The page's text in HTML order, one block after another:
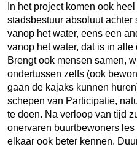
In het project komen ook
stadsbestuur absoluut achter
vanop het water, eens een
vanop het water, dat is in alle
Brengt ook mensen samen,
ondertussen zelfs (ook
gaan de kajaks kunnen
schepen van Participatie,
te doen. Na verloop van tijd
onervaren buurtbewoners
elkaar ook beter kennen.